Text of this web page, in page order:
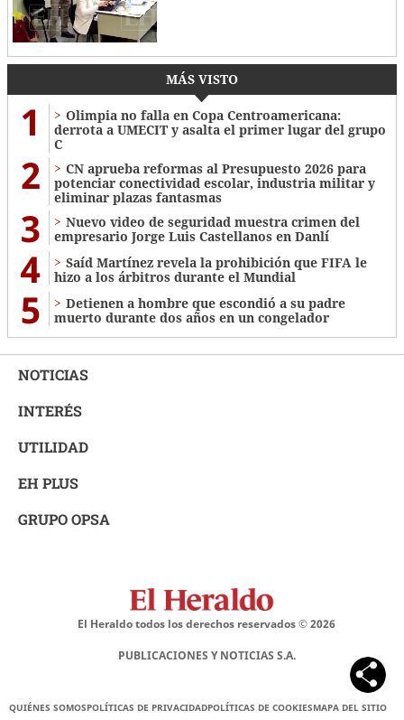
MÁS VISTO
1
Olimpia no falla en Copa Centroamericana:
derrota a UMECIT y asalta el primer lugar del grupo
C
2
CN aprueba reformas al Presupuesto 2026 para
potenciar conectividad escolar, industria militar y
eliminar plazas fantasmas
3
Nuevo video de seguridad muestra crimen del
empresario Jorge Luis Castellanos en Danlí
4
Saíd Martínez revela la prohibición que FIFA le
hizo a los árbitros durante el Mundial
5
Detienen a hombre que escondió a su padre
muerto durante dos años en un congelador
NOTICIAS
INTERÉS
UTILIDAD
EH PLUS
GRUPO OPSA
El Heraldo todos los derechos reservados ©2026
PUBLICACIONES Y NOTICIAS S.A.
QUIÉNES SOMOSPOLÍTICAS DE PRIVACIDADPOLÍTICAS DE COOKIESMAPA DEL SITIO